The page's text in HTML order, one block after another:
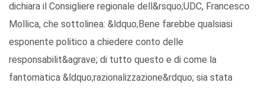
dichiara il Consigliere regionale dell&rsquo;UDC, Francesco
Mollica, che sottolinea: &ldquo;Bene farebbe qualsiasi
esponente politico a chiedere conto delle
responsabilit&agrave; di tutto questo e di come la
fantomatica &ldquo;razionalizzazione&rdquo; sia stata